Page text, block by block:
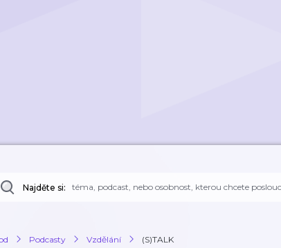
Najděte si:
Podcasty Vzdělání (S)TALK